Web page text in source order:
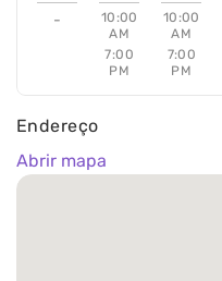
Endereço
Abrir mapa
-
10:00
AM
7:00
PM
10:00
AM
7:00
PM